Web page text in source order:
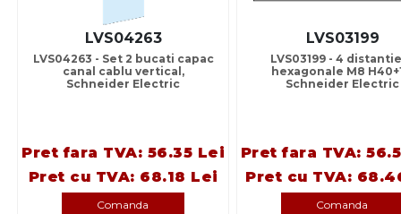
LVS04263
LVS04263 - Set 2 bucati capac
canal cablu vertical,
Schneider Electric
Pret fara TVA: 56.35 Lei
Pret cu TVA: 68.18 Lei
Comanda
LVS03199
LVS03199 - 4
hexagonale M8
Schneider Electric
Pret fara TVA:
Pret cu TVA:
Comanda